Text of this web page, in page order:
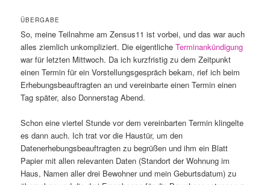
ÜBERGABE
So, meine Teilnahme am Zensus11 ist vorbei, und das war auch
alles ziemlich unkompliziert. Die eigentlicheTerminankündigung
war für letzten Mittwoch. Da ich kurzfristig zu dem Zeitpunkt
einen Termin für ein Vorstellungsgespräch bekam, rief ich beim
Erhebungsbeauftragten an und vereinbarte einen Termin einen
Tag später, also Donnerstag Abend.
Schon eine viertel Stunde vor dem vereinbarten Termin klingelte
es dann auch. Ich trat vor die Haustür, um den
Datenerhebungsbeauftragten zu begrüßen und ihm ein Blatt
Papier mit allen relevanten Daten (Standort der Wohnung im
Haus, Namen aller drei Bewohner und mein Geburtsdatum) zu